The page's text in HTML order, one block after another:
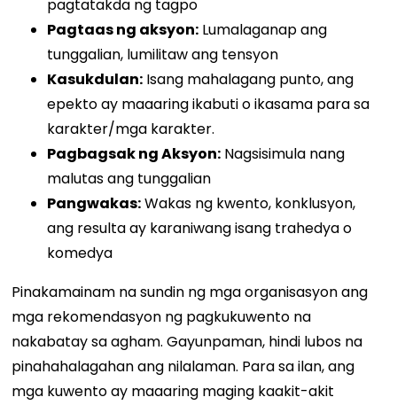
pagtatakda ng tagpo
Pagtaas ng aksyon: Lumalaganap ang
tunggalian, lumilitaw ang tensyon
Kasukdulan: Isang mahalagang punto, ang
epekto ay maaaring ikabuti o ikasama para sa
karakter/mga karakter.
Pagbagsak ng Aksyon: Nagsisimula nang
malutas ang tunggalian
Pangwakas:Wakas ng kwento, konklusyon,
ang resulta ay karaniwang isang trahedya o
komedya
Pinakamainam na sundin ng mga organisasyon ang
mga rekomendasyon ng pagkukuwento na
nakabatay sa agham. Gayunpaman, hindi lubos na
pinahahalagahan ang nilalaman. Para sa ilan, ang
mga kuwento ay maaaring maging kaakit-akit